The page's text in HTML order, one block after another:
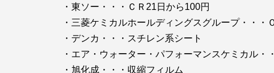
・東ソー・・・ＣＲ21日から100円
・三菱ケミカルホールディングスグループ・・・
・デンカ・・・スチレン系シート
・エア・ウォーター・パフォーマンスケミカル
・旭化成・・・収縮フィルム